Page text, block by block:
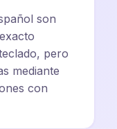
son
pero
mediante
con